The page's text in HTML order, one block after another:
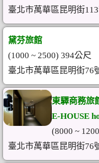
臺北市萬華區昆明街
黛芬旅館
(1000 ~ 2500) 394公尺
臺北市萬華區昆明街76
東驛商務旅
E-HOUSE
(8000 ~
臺北市萬華區昆明街76